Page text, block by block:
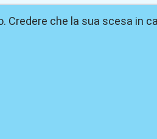
che la sua scesa in